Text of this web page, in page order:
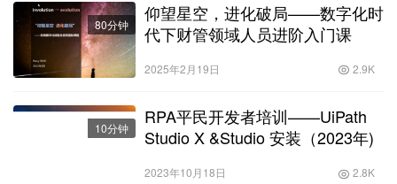
80分钟
仰望星空，进化破局——数字化时
代下财管领域人员进阶入门课
2025年2月19日 2.9K
10分钟
RPA平民开发者培训——UiPath
Studio X &Studio 安装（2023年)
2023年10月18日 2.8K